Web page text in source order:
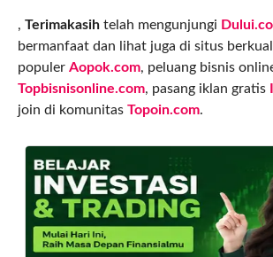
, Terimakasihtelah mengunjungi
bermanfaat dan lihat juga di situs
populer Aopok.com, peluang bisnis
Topbisnisonline.com, pasang iklan gratis
join di komunitas Topoin.com.